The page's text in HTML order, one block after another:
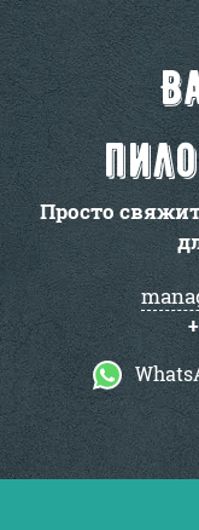
Просто